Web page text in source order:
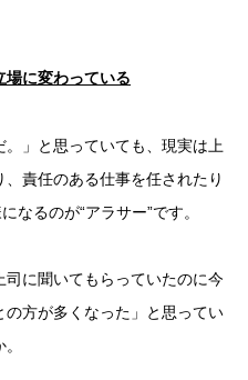
に変わっている
。」と思っていても、現実は上
責任のある仕事を任されたり
なるのが“アラサー”です。
に聞いてもらっていたのに今
方が多くなった」と思ってい